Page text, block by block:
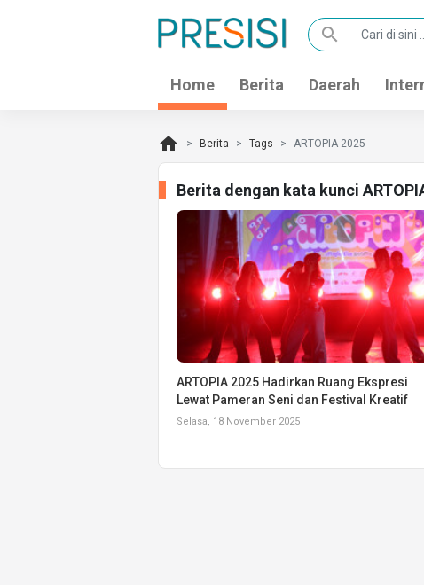
search
Home Berita Daerah
home Berita Tags ARTOPIA 2025
Berita dengan kata kunci
ARTOPIA 2025 Hadirkan Ruang Ekspresi
Lewat Pameran Seni dan Festival Kreatif
Selasa, 18 November 2025